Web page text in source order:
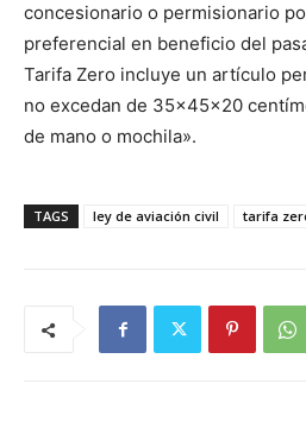
concesionario o permisionario
preferencial en beneficio del
Tarifa Zero incluye un artículo
no excedan de 35x45x20
de mano o mochila».
TAGS ley de aviación civil tarifa